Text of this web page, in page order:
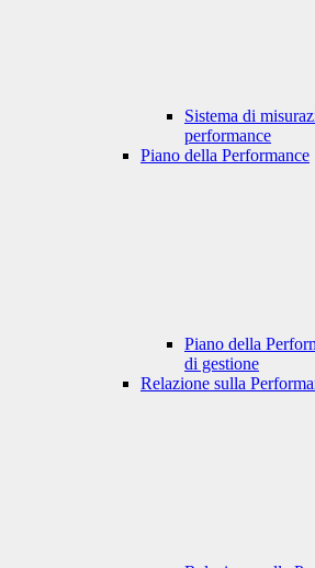
Sistema di
performance
Piano della Performance
Piano della
di gestione
Relazione sulla